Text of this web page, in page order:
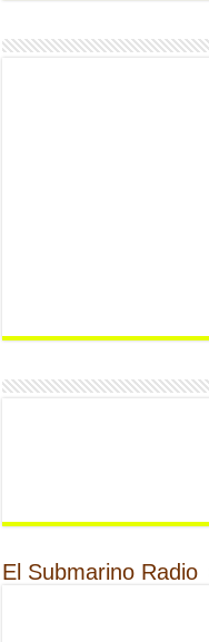
El Submarino Radio